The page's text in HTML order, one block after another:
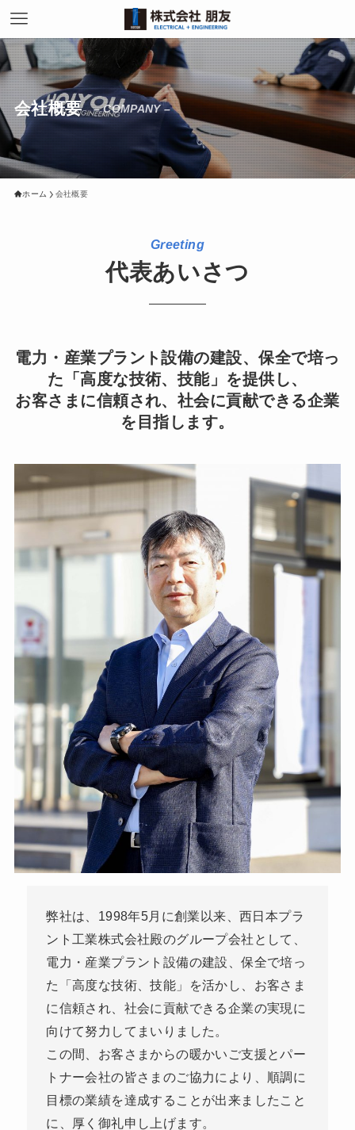
会社概要 – COMPANY –
ホーム 会社概要
Greeting
代表あいさつ
電力・産業プラント設備の建設、保全で培っ
た「高度な技術、技能」を提供し、
お客さまに信頼され、社会に貢献できる企業
を目指します。
弊社は、1998年5月に創業以来、西日本プラ
ント工業株式会社殿のグループ会社として、
電力・産業プラント設備の建設、保全で培っ
た「高度な技術、技能」を活かし、お客さま
に信頼され、社会に貢献できる企業の実現に
向けて努力してまいりました。
この間、お客さまからの暖かいご支援とパー
トナー会社の皆さまのご協力により、順調に
目標の業績を達成することが出来ましたこと
に、厚く御礼申し上げます。